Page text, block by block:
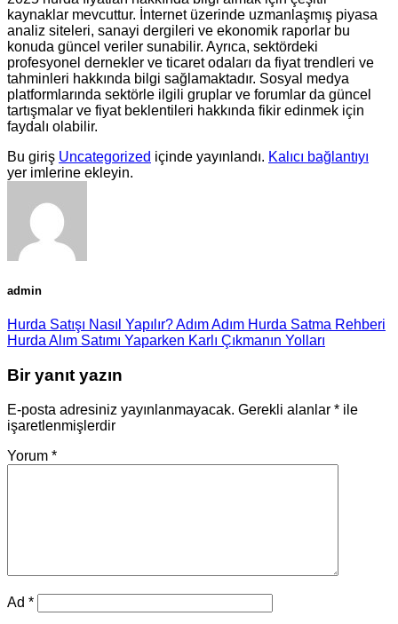
kaynaklar mevcuttur. İnternet üzerinde uzmanlaşmış piyasa
analiz siteleri, sanayi dergileri ve ekonomik raporlar bu
konuda güncel veriler sunabilir. Ayrıca, sektördeki
profesyonel dernekler ve ticaret odaları da fiyat trendleri ve
tahminleri hakkında bilgi sağlamaktadır. Sosyal medya
platformlarında sektörle ilgili gruplar ve forumlar da güncel
tartışmalar ve fiyat beklentileri hakkında fikir edinmek için
faydalı olabilir.
Bu giriş Uncategorized içinde yayınlandı. Kalıcı bağlantıyı
yer imlerine ekleyin.
admin
Hurda Satışı Nasıl Yapılır? Adım Adım Hurda Satma Rehberi
Hurda Alım Satımı Yaparken Karlı Çıkmanın Yolları
Bir yanıt yazın
E-posta adresiniz yayınlanmayacak. Gerekli alanlar * ile
işaretlenmişlerdir
Yorum *
Ad *